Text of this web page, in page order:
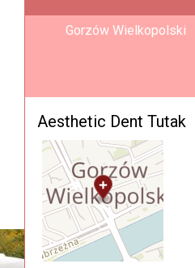
Gorzów Wielkopolski
Aesthetic Dent Tutak